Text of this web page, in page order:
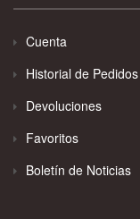
Cuenta
Historial de Pedidos
Devoluciones
Favoritos
Boletín de Noticias